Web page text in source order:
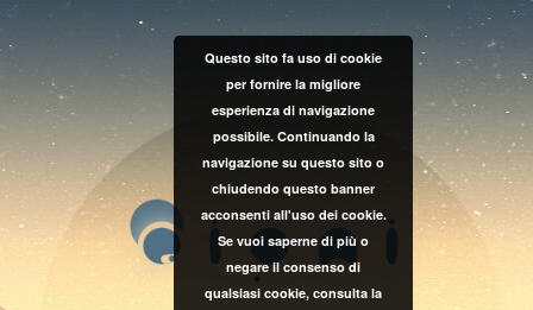
Questo sito fa uso di cookie
per fornire la migliore
esperienza di navigazione
possibile. Continuando la
navigazione su questo sito o
chiudendo questo banner
acconsenti all'uso dei cookie.
Se vuoi saperne di più o
negare il consenso di
qualsiasi cookie, consulta la